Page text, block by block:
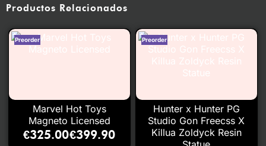
Productos Relacionados
Marvel Hot Toys
Magneto Licensed
€325.00€399.90
Hunter x Hunter PG
Studio Gon Freecss X
Killua Zoldyck Resin